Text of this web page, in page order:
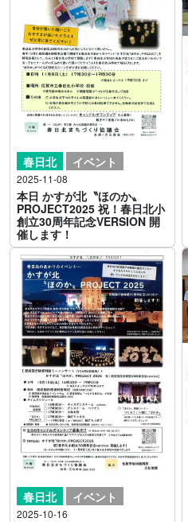
春日北 イベント
2025-11-08
本日 かすが北〝ほのか〟
PROJECT2025 祝！春日北小
創立30周年記念VERSION 開
催します！
春日北 イベント
2025-10-16